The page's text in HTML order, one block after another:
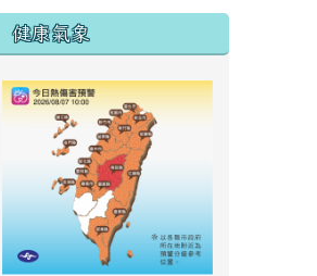
右邊區域內容
健康氣象